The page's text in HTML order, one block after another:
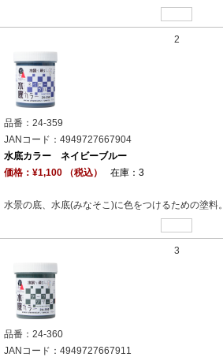
2
品番：24-359
JANコード：4949727667904
水底カラー ネイビーブルー
価格：¥1,100 （税込）
在庫：3
水景の底、水底(みなそこ)に色をつけるための塗料。
3
品番：24-360
JANコード：4949727667911